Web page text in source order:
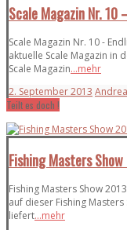
Scale Magazin Nr. 10
Scale Magazin Nr. 10 -
aktuelle Scale Magazin in
Scale Magazin...mehr
2. September 2013
Teilt es doch !
Fishing Masters
Fishing Masters Show
auf dieser Fishing
liefert...mehr